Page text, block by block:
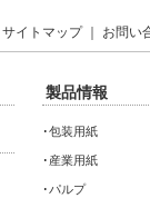
サイトマップ お問い
製品情報
･包装用紙
･ 産業用紙
･ パルプ